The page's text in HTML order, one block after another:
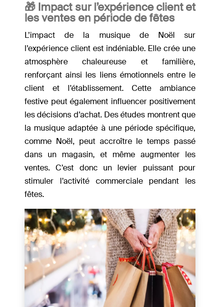
🎁 Impact sur l’expérience client et
les ventes en période de fêtes
L’impact de la musique de Noël sur
l’expérience client est indéniable. Elle crée une
atmosphère chaleureuse et familière,
renforçant ainsi les liens émotionnels entre le
client et l’établissement. Cette ambiance
festive peut également influencer positivement
les décisions d’achat. Des études montrent que
la musique adaptée à une période spécifique,
comme Noël, peut accroître le temps passé
dans un magasin, et même augmenter les
ventes. C’est donc un levier puissant pour
stimuler l’activité commerciale pendant les
fêtes.